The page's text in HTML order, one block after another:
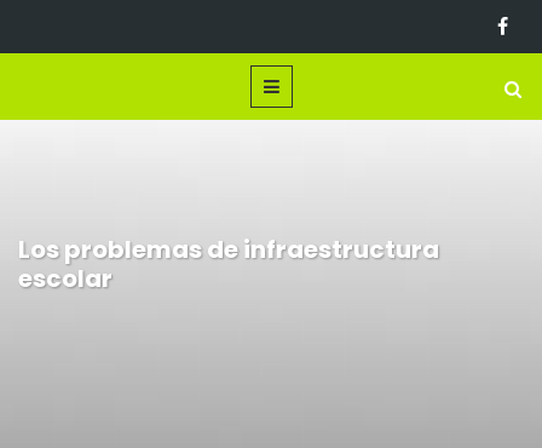
Los problemas de infraestructura
escolar